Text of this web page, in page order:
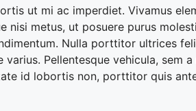
ut mi ac imperdiet. Vivamus
metus, ut posuere purus
Nulla porttitor ultrices
Pellentesque vehicula, sem
id lobortis non, porttitor quis